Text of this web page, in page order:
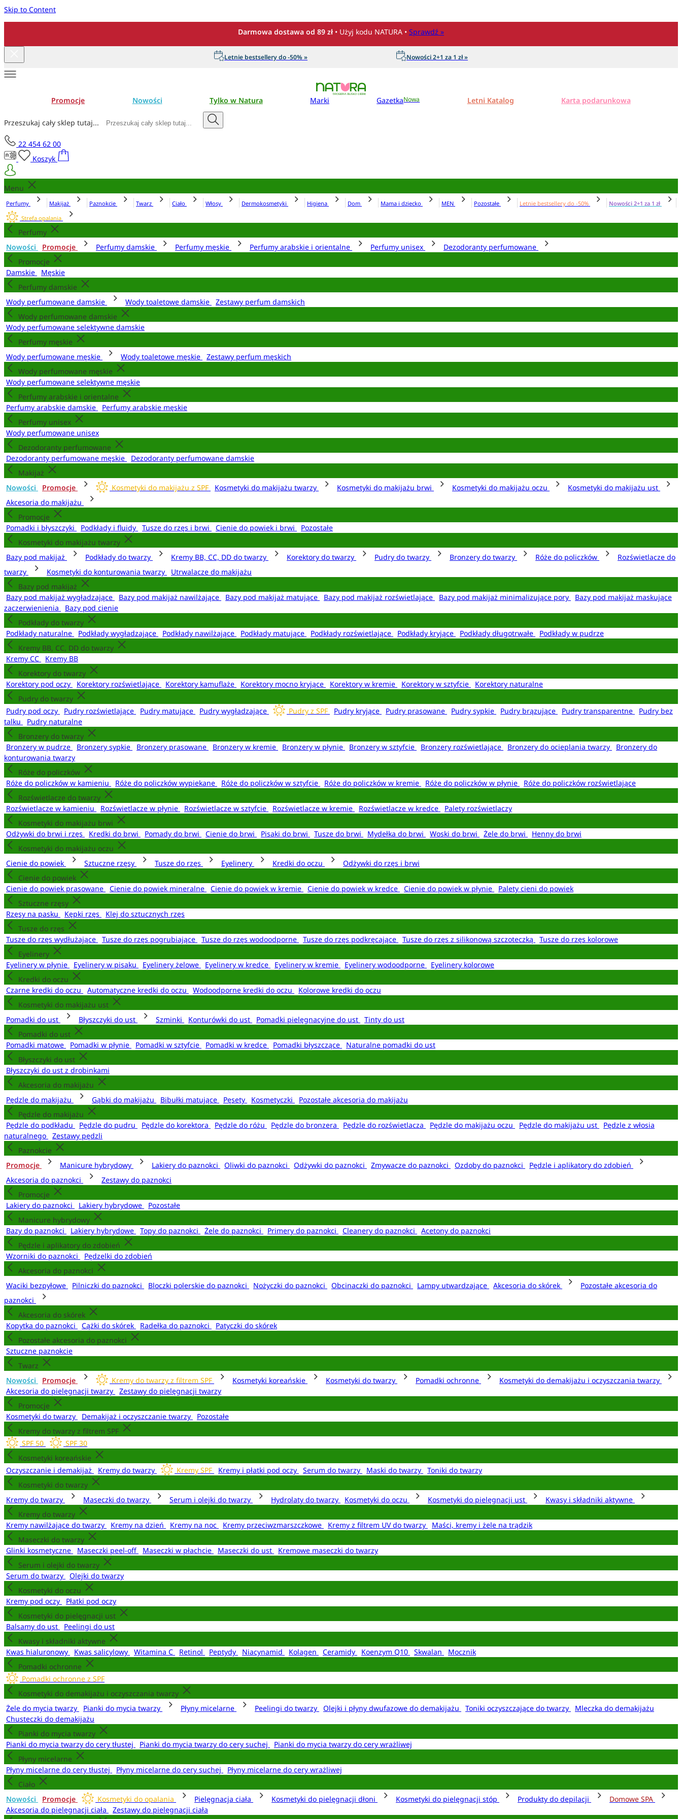
Skip to Content
Darmowa dostawa od 89 zł • Użyj kodu NATURA • Sprawdź »
Letnie bestsellery do -50% » Nowości 2+1 za 1 zł »
Promocje Nowości Tylko w Natura Marki GazetkaNowa Letni Katalog Karta podarunkowa
Przeszukaj cały sklep tutaj...
22 454 62 00
Koszyk
Menu
Perfumy Makijaż Paznokcie Twarz Ciało Włosy Dermokosmetyki Higiena Dom Mama i dziecko MEN Pozostałe Letnie bestsellery do -50%
Nowości 2+1 za 1 zł
Strefa opalania
Perfumy
Nowości
Promocje Perfumy damskie Perfumy męskie Perfumy arabskie i orientalne Perfumy unisex
Dezodoranty perfumowane
Promocje
Damskie
Męskie
Perfumy damskie
Wody perfumowane damskie
Wody toaletowe damskie
Zestawy perfum damskich
Wody perfumowane damskie
Wody perfumowane selektywne damskie
Perfumy męskie
Wody perfumowane męskie
Wody toaletowe męskie
Zestawy perfum męskich
Wody perfumowane męskie
Wody perfumowane selektywne męskie
Perfumy arabskie i orientalne
Perfumy arabskie damskie
Perfumy arabskie męskie
Perfumy unisex
Wody perfumowane unisex
Dezodoranty perfumowane
Dezodoranty perfumowane męskie
Dezodoranty perfumowane damskie
Makijaż
Nowości
Promocje Kosmetyki do makijażu z SPF Kosmetyki do makijażu twarzy Kosmetyki do makijażu brwi Kosmetyki do makijażu oczu
Kosmetyki do makijażu ust
Akcesoria do makijażu
Promocje
Pomadki i błyszczyki
Podkłady i fluidy Tusze do rzęs i brwi Cienie do powiek i brwi
Pozostałe
Kosmetyki do makijażu twarzy
Bazy pod makijaż
Podkłady do twarzy Kremy BB, CC, DD do twarzy Korektory do twarzy Pudry do twarzy Bronzery do twarzy Róże do policzków
Rozświetlacze do
twarzy
Kosmetyki do konturowania twarzy
Utrwalacze do makijażu
Bazy pod makijaż
Bazy pod makijaż wygładzające
Bazy pod makijaż nawilżające Bazy pod makijaż matujące Bazy pod makijaż rozświetlające Bazy pod makijaż minimalizujące pory
Bazy pod makijaż maskujące
zaczerwienienia
Bazy pod cienie
Podkłady do twarzy
Podkłady naturalne
Podkłady wygładzające Podkłady nawilżające Podkłady matujące Podkłady rozświetlające Podkłady kryjące Podkłady długotrwałe
Podkłady w pudrze
Kremy BB, CC, DD do twarzy
Kremy CC
Kremy BB
Korektory do twarzy
Korektory pod oczy
Korektory rozświetlające Korektory kamuflaże Korektory mocno kryjące Korektory w kremie Korektory w sztyfcie
Korektory naturalne
Pudry do twarzy
Pudry pod oczy
Pudry rozświetlające Pudry matujące Pudry wygładzające Pudry z SPF Pudry kryjące Pudry prasowane Pudry sypkie Pudry brązujące Pudry transparentne
Pudry bez
talku
Pudry naturalne
Bronzery do twarzy
Bronzery w pudrze
Bronzery sypkie Bronzery prasowane Bronzery w kremie Bronzery w płynie Bronzery w sztyfcie Bronzery rozświetlające Bronzery do ocieplania twarzy
Bronzery do
konturowania twarzy
Róże do policzków
Róże do policzków w kamieniu
Róże do policzków wypiekane Róże do policzków w sztyfcie Róże do policzków w kremie Róże do policzków w płynie
Róże do policzków rozświetlające
Rozświetlacze do twarzy
Rozświetlacze w kamieniu
Rozświetlacze w płynie Rozświetlacze w sztyfcie Rozświetlacze w kremie Rozświetlacze w kredce
Palety rozświetlaczy
Kosmetyki do makijażu brwi
Odżywki do brwi i rzęs
Kredki do brwi Pomady do brwi Cienie do brwi Pisaki do brwi Tusze do brwi Mydełka do brwi Woski do brwi Żele do brwi
Henny do brwi
Kosmetyki do makijażu oczu
Cienie do powiek
Sztuczne rzęsy Tusze do rzęs Eyelinery Kredki do oczu
Odżywki do rzęs i brwi
Cienie do powiek
Cienie do powiek prasowane
Cienie do powiek mineralne Cienie do powiek w kremie Cienie do powiek w kredce Cienie do powiek w płynie
Palety cieni do powiek
Sztuczne rzęsy
Rzęsy na pasku
Kępki rzęs
Klej do sztucznych rzęs
Tusze do rzęs
Tusze do rzęs wydłużające
Tusze do rzęs pogrubiające Tusze do rzęs wodoodporne Tusze do rzęs podkręcające Tusze do rzęs z silikonową szczoteczką
Tusze do rzęs kolorowe
Eyelinery
Eyelinery w płynie
Eyelinery w pisaku Eyelinery żelowe Eyelinery w kredce Eyelinery w kremie Eyelinery wodoodporne
Eyelinery kolorowe
Kredki do oczu
Czarne kredki do oczu
Automatyczne kredki do oczu Wodoodporne kredki do oczu
Kolorowe kredki do oczu
Kosmetyki do makijażu ust
Pomadki do ust
Błyszczyki do ust Szminki Konturówki do ust Pomadki pielęgnacyjne do ust
Tinty do ust
Pomadki do ust
Pomadki matowe
Pomadki w płynie Pomadki w sztyfcie Pomadki w kredce Pomadki błyszczące
Naturalne pomadki do ust
Błyszczyki do ust
Błyszczyki do ust z drobinkami
Akcesoria do makijażu
Pędzle do makijażu
Gąbki do makijażu Bibułki matujące Pęsety Kosmetyczki
Pozostałe akcesoria do makijażu
Pędzle do makijażu
Pędzle do podkładu
Pędzle do pudru Pędzle do korektora Pędzle do różu Pędzle do bronzera Pędzle do rozświetlacza Pędzle do makijażu oczu Pędzle do makijażu ust
Pędzle z włosia
naturalnego
Zestawy pędzli
Paznokcie
Promocje
Manicure hybrydowy Lakiery do paznokci Oliwki do paznokci Odżywki do paznokci Zmywacze do paznokci Ozdoby do paznokci
Pędzle i aplikatory do zdobień
Akcesoria do paznokci
Zestawy do paznokci
Promocje
Lakiery do paznokci
Lakiery hybrydowe
Pozostałe
Manicure hybrydowy
Bazy do paznokci
Lakiery hybrydowe Topy do paznokci Żele do paznokci Primery do paznokci Cleanery do paznokci
Acetony do paznokci
Pędzle i aplikatory do zdobień
Wzorniki do paznokci
Pędzelki do zdobień
Akcesoria do paznokci
Waciki bezpyłowe
Pilniczki do paznokci Bloczki polerskie do paznokci Nożyczki do paznokci Obcinaczki do paznokci Lampy utwardzające Akcesoria do skórek
Pozostałe akcesoria do
paznokci
Akcesoria do skórek
Kopytka do paznokci
Cążki do skórek Radełka do paznokci
Patyczki do skórek
Pozostałe akcesoria do paznokci
Sztuczne paznokcie
Twarz
Nowości
Promocje Kremy do twarzy z filtrem SPF Kosmetyki koreańskie Kosmetyki do twarzy Pomadki ochronne
Kosmetyki do demakijażu i oczyszczania twarzy
Akcesoria do pielęgnacji twarzy
Zestawy do pielęgnacji twarzy
Promocje
Kosmetyki do twarzy
Demakijaż i oczyszczanie twarzy
Pozostałe
Kremy do twarzy z filtrem SPF
SPF 50
SPF 30
Kosmetyki koreańskie
Oczyszczanie i demakijaż
Kremy do twarzy Kremy SPF Kremy i płatki pod oczy Serum do twarzy Maski do twarzy
Toniki do twarzy
Kosmetyki do twarzy
Kremy do twarzy
Maseczki do twarzy Serum i olejki do twarzy Hydrolaty do twarzy Kosmetyki do oczu Kosmetyki do pielęgnacji ust
Kwasy i składniki aktywne
Kremy do twarzy
Kremy nawilżające do twarzy
Kremy na dzień Kremy na noc Kremy przeciwzmarszczkowe Kremy z filtrem UV do twarzy
Maści, kremy i żele na trądzik
Maseczki do twarzy
Glinki kosmetyczne
Maseczki peel-off Maseczki w płachcie Maseczki do ust
Kremowe maseczki do twarzy
Serum i olejki do twarzy
Serum do twarzy
Olejki do twarzy
Kosmetyki do oczu
Kremy pod oczy
Płatki pod oczy
Kosmetyki do pielęgnacji ust
Balsamy do ust
Peelingi do ust
Kwasy i składniki aktywne
Kwas hialuronowy
Kwas salicylowy Witamina C Retinol Peptydy Niacynamid Kolagen Ceramidy Koenzym Q10 Skwalan
Mocznik
Pomadki ochronne
Pomadki ochronne z SPF
Kosmetyki do demakijażu i oczyszczania twarzy
Żele do mycia twarzy
Pianki do mycia twarzy Płyny micelarne Peelingi do twarzy Olejki i płyny dwufazowe do demakijażu Toniki oczyszczające do twarzy
Mleczka do demakijażu
Chusteczki do demakijażu
Pianki do mycia twarzy
Pianki do mycia twarzy do cery tłustej
Pianki do mycia twarzy do cery suchej
Pianki do mycia twarzy do cery wrażliwej
Płyny micelarne
Płyny micelarne do cery tłustej
Płyny micelarne do cery suchej
Płyny micelarne do cery wrażliwej
Ciało
Nowości
Promocje Kosmetyki do opalania Pielęgnacja ciała Kosmetyki do pielęgnacji dłoni Kosmetyki do pielęgnacji stóp Produkty do depilacji
Domowe SPA
Akcesoria do pielęgnacji ciała
Zestawy do pielęgnacji ciała